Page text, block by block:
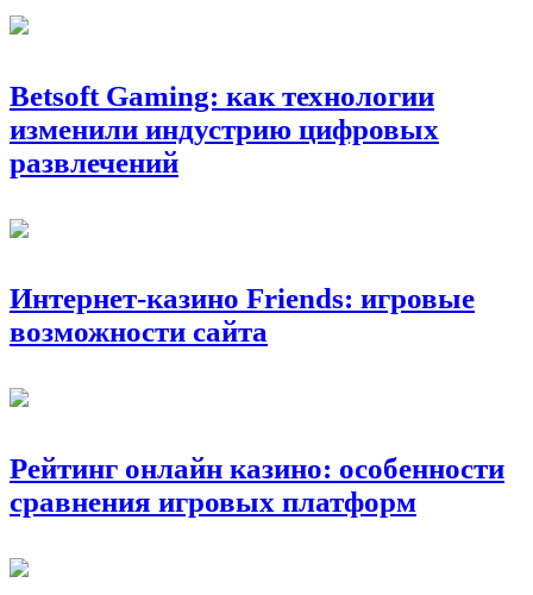
Betsoft Gaming: как технологии
изменили индустрию цифровых
развлечений
Интернет-казино Friends: игровые
возможности сайта
Рейтинг онлайн казино: особенности
сравнения игровых платформ